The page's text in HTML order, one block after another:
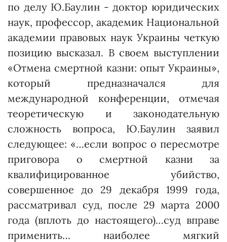
по делу Ю.Баулин - доктор юридичес­ких
наук, профессор, академик Национальной
академии правовых наук Украины четкую
позицию высказал. В своем выступлении
«Отмена смертной казни: опыт Украины»,
который предназначался для
международной конференции, отмечая
теоретическую и законодательную
сложность вопроса, Ю.Баулин заявил
следующее: «…если вопрос о пересмотре
приговора о смертной казни за
квалифицированное убийство,
совершенное до 29 декабря 1999 года,
рассматривал суд, после 29 марта 2000
года (вплоть до настоящего)…суд вправе
применить… наиболее мягкий